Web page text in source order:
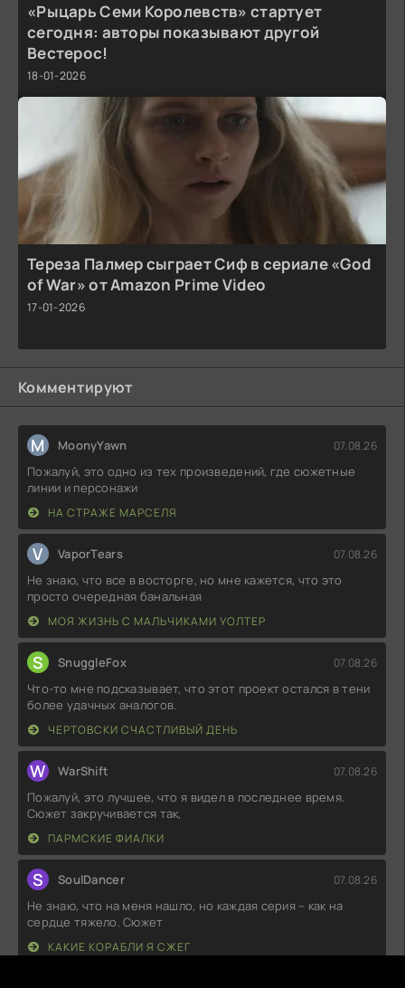
«Рыцарь Семи Королевств» стартует
сегодня: авторы показывают другой
Вестерос!
18-01-2026
Тереза Палмер сыграет Сиф в сериале «God
of War» от Amazon Prime Video
17-01-2026
Комментируют
M MoonyYawn 07.08.26
Пожалуй, это одно из тех произведений, где сюжетные
линии и персонажи
НА СТРАЖЕ МАРСЕЛЯ
V VaporTears 07.08.26
Не знаю, что все в восторге, но мне кажется, что это
просто очередная банальная
МОЯ ЖИЗНЬ С МАЛЬЧИКАМИ УОЛТЕР
S SnuggleFox 07.08.26
Что-то мне подсказывает, что этот проект остался в тени
более удачных аналогов.
ЧЕРТОВСКИ СЧАСТЛИВЫЙ ДЕНЬ
W WarShift 07.08.26
Пожалуй, это лучшее, что я видел в последнее время.
Сюжет закручивается так,
ПАРМСКИЕ ФИАЛКИ
S SoulDancer 07.08.26
Не знаю, что на меня нашло, но каждая серия – как на
сердце тяжело. Сюжет
КАКИЕ КОРАБЛИ Я СЖЕГ